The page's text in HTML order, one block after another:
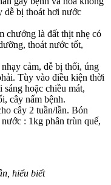
dễ bị thoát hơi nước
chướng là đất thịt nhẹ có
thoát nước tốt,
cảm, dễ bị thối, úng
Tùy vào điều kiện thời
hoặc chiều mát,
cây nấm bệnh.
cây 2 tuần/lần. Bón
: 1kg phân trùn quế,
hiểu biết